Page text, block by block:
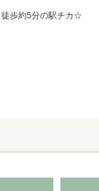
徒歩約5分の駅チカ☆